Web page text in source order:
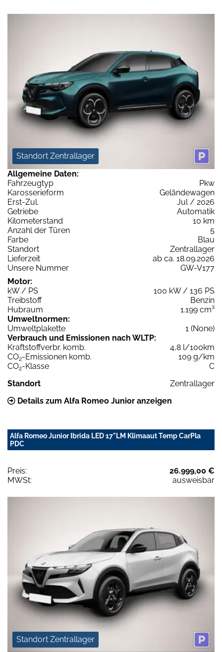
Standort Zentrallager
Allgemeine Daten:
Fahrzeugtyp
Pkw
Karosserieform
Geländewagen
Erst-Zul.
Jul / 2026
Getriebe
Automatik
Kilometerstand
10 km
Anzahl der Türen
5
Farbe
Blau
Standort
Zentrallager
Lieferzeit
ab ca. 18.09.2026
Unsere Nummer
GW-V177
Motor:
kW / PS
100 kW / 136 PS
Treibstoff
Benzin
Hubraum
1.199 cm³
Umweltnormen:
Umweltplakette
1 (None)
Verbrauch und Emissionen nach WLTP:
Kraftstoffverbr. komb.
4,8 l/100km
CO2-Emissionen komb.
109 g/km
CO2-Klasse
C
Standort
Zentrallager
Details zum Alfa Romeo Junior anzeigen
Alfa Romeo Junior Ibrida LED 17"LM Klimaaut Temp CarPla
PDC
Preis:
26.999,00 €
MWSt:
ausweisbar
Standort Zentrallager